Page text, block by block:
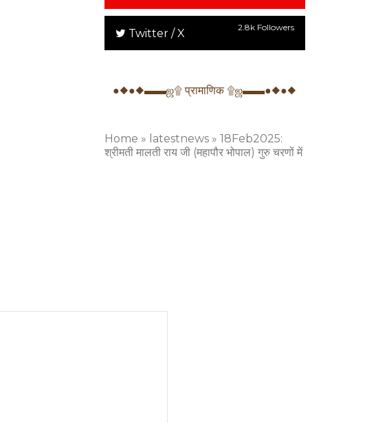
Twitter / X 2.8k Followers
●◆●◆▬▬ஜ۩ प्रामाणिक ۩ஜ▬▬●◆●◆
Home » latestnews» 18Feb2025:
श्रीमती मालती राय जी (महापौर भोपाल) गुरु चरणों में